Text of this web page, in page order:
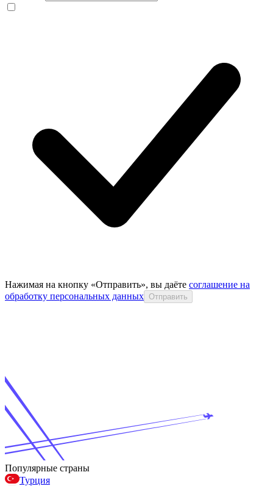
Нажимая на кнопку «Отправить», вы даёте соглашение на
обработку персональных данных Отправить
Популярные страны
Турция